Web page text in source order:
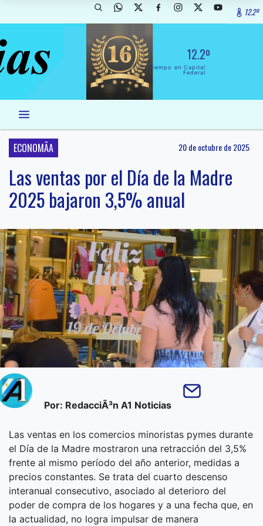
12.2º
12.2º
El Tiempo en Capital
Federal
ECONOMÃA 20 de octubre de 2025
Las ventas por el Día de la Madre
2025 bajaron 3,5% anual
Por: RedacciÃ³n A1 Noticias
Las ventas en los comercios minoristas pymes durante
el Día de la Madre mostraron una retracción del 3,5%
frente al mismo período del año anterior, medidas a
precios constantes. Se trata del cuarto descenso
interanual consecutivo, asociado al deterioro del
poder de compra de los hogares y a una fecha que, en
la actualidad, no logra impulsar de manera